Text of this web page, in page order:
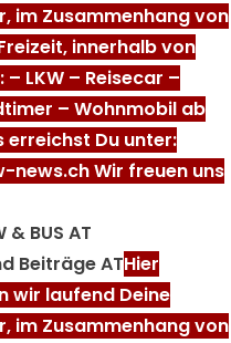
im Zusammenhang von
innerhalb von
LKW – Reisecar –
– Wohnmobil ab
erreichst Du unter:
news.ch Wir freuen uns
BUS AT
Beiträge ATHier
wir laufend Deine
im Zusammenhang von